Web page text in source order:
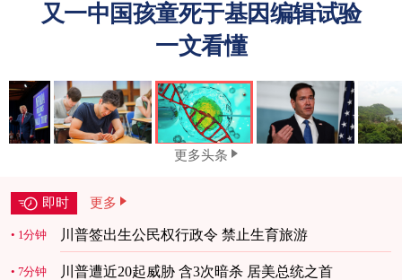
又一中国孩童死于基因编辑试验
一文看懂
更多头条
即时 更多
1分钟 川普签出生公民权行政令 禁止生育旅游
7分钟 川普遭近20起威胁 含3次暗杀 居美总统之首